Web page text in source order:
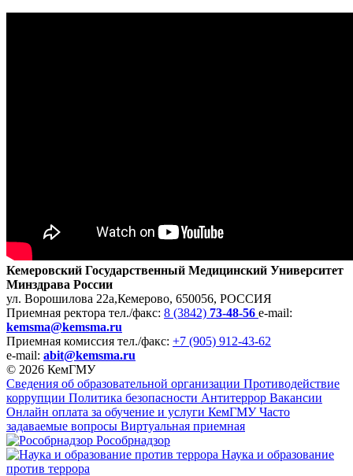
Кемеровский Государственный Медицинский Университет
Минздрава России
ул. Ворошилова 22а,Кемерово, 650056, РОССИЯ
Приемная ректора тел./факс: 8 (3842) 73-48-56 e-mail:
kemsma@kemsma.ru
Приемная комиссия тел./факс: +7 (905) 912-43-62
e-mail: abit@kemsma.ru
© 2026 КемГМУ
Сведения об образовательной организации Противодействие
коррупции Политика безопасности Антитеррор Вакансии
Онлайн оплата за обучение и услуги КемГМУ Часто
задаваемые вопросы Виртуальная приемная
Рособрнадзор
Наука и образование
против террора